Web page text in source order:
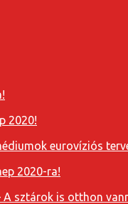
2020!
eurovíziós
2020-ra!
A sztárok is otthon